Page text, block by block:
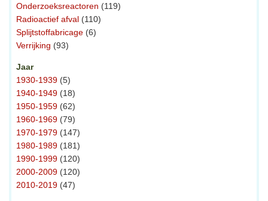
Onderzoeksreactoren (119)
Radioactief afval (110)
Splijtstoffabricage (6)
Verrijking (93)
Jaar
1930-1939 (5)
1940-1949 (18)
1950-1959 (62)
1960-1969 (79)
1970-1979 (147)
1980-1989 (181)
1990-1999 (120)
2000-2009 (120)
2010-2019 (47)